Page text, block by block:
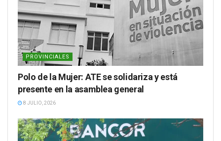
PROVINCIALES
Polo de la Mujer: ATE se solidariza y está
presente en la asamblea general
8 JULIO, 2026